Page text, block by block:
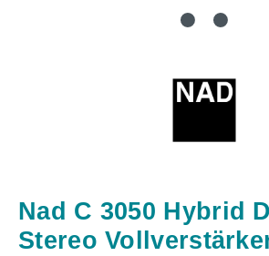
Nad C 3050 Hybrid
Stereo